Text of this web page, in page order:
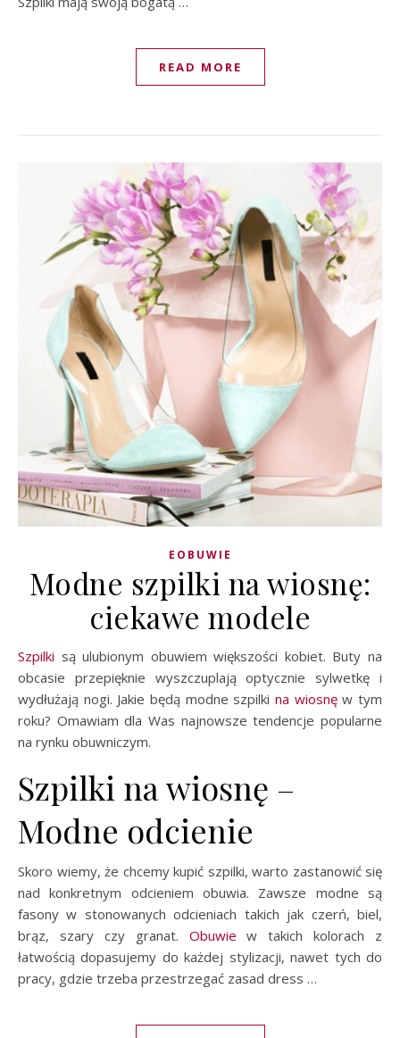
READ MORE
EOBUWIE
Modne szpilki na wiosnę:
ciekawe modele
Szpilki są ulubionym obuwiem większości kobiet. Buty na
obcasie przepięknie wyszczuplają optycznie sylwetkę i
wydłużają nogi. Jakie będą modne szpilki na wiosnęw tym
roku? Omawiam dla Was najnowsze tendencje popularne
na rynku obuwniczym.
Szpilki na wiosnę –
Modne odcienie
Skoro wiemy, że chcemy kupić szpilki, warto zastanowić się
nad konkretnym odcieniem obuwia. Zawsze modne są
fasony w stonowanych odcieniach takich jak czerń, biel,
brąz, szary czy granat. Obuwie w takich kolorach z
łatwością dopasujemy do każdej stylizacji, nawet tych do
pracy, gdzie trzeba przestrzegać zasad dress …